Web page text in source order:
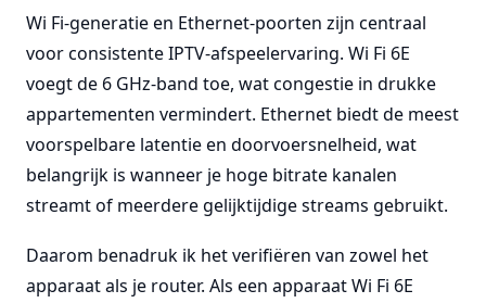
Wi Fi-generatie en Ethernet-poorten zijn centraal
voor consistente IPTV-afspeelervaring. Wi Fi 6E
voegt de 6 GHz-band toe, wat congestie in drukke
appartementen vermindert. Ethernet biedt de meest
voorspelbare latentie en doorvoersnelheid, wat
belangrijk is wanneer je hoge bitrate kanalen
streamt of meerdere gelijktijdige streams gebruikt.
Daarom benadruk ik het verifiëren van zowel het
apparaat als je router. Als een apparaat Wi Fi 6E